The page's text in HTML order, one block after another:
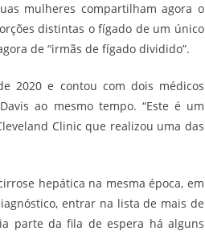
mulheres compartilham agora o
distintas o fígado de um único
de “irmãs de fígado dividido”.
2020 e contou com dois médicos
ao mesmo tempo. “Este é um
Clinic que realizou uma das
hepática na mesma época, em
entrar na lista de mais de
parte da fila de espera há alguns